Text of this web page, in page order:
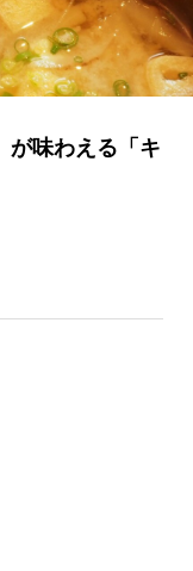
が味わえる「キ